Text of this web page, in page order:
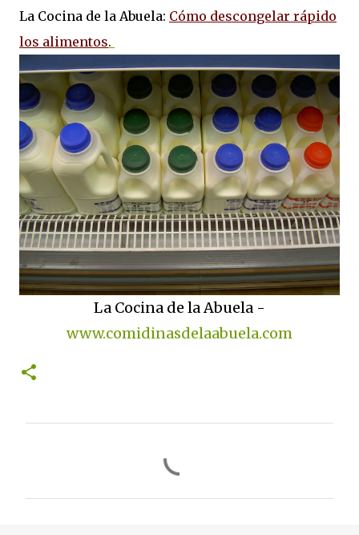
La Cocina de la Abuela: Cómo descongelar rápido
los alimentos.
La Cocina de la Abuela -
www.comidinasdelaabuela.com